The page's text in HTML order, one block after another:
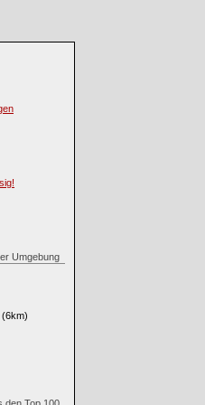
Umgebung
(6km)